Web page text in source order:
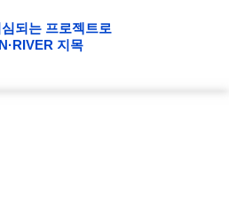
되는 프로젝트로
지목